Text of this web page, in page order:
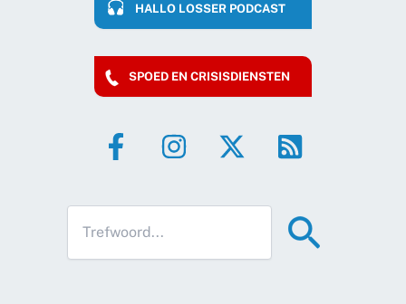
HALLO LOSSER PODCAST
SPOED EN CRISISDIENSTEN